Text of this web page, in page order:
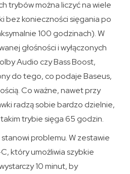
trybów można liczyć na wiele
bez konieczności sięgania po
100 godzinach). W
głośności i wyłączonych
Audio czy Bass Boost,
do tego, co podaje Baseus,
Co ważne, nawet przy
radzą sobie bardzo dzielnie,
trybie sięga 65 godzin.
problemu. W zestawie
który umożliwia szybkie
10 minut, by